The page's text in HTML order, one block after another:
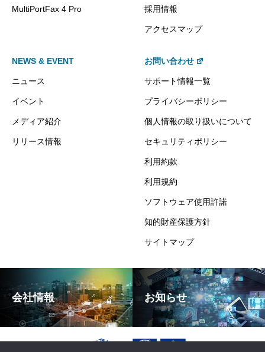
MultiPortFax 4 Pro 採用情報
アクセスマップ
NEWS & EVENT
ニュース
イベント
メディア紹介
リリース情報
お問い合わせ
サポート情報一覧
プライバシーポリシー
個人情報の取り扱いについて
セキュリティポリシー
利用約款
利用規約
ソフトウェア使用許諾
知的財産保護方針
サイトマップ
会社情報 お知らせ